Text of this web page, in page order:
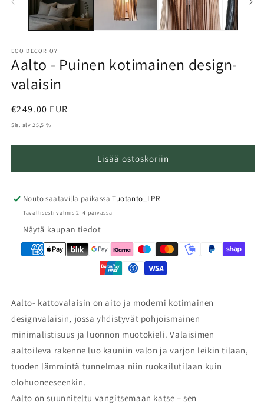
ECO DECOR OY
Aalto - Puinen kotimainen design-
valaisin
Normaalihinta
€249.00 EUR
Sis. alv 25,5 %
Lisää ostoskoriin
Nouto saatavilla paikassaTuotanto_LPR
Tavallisesti valmis 2–4 päivässä
Näytä kaupan tiedot
Aalto- kattovalaisin on aito ja moderni kotimainen
designvalaisin, jossa yhdistyvät pohjoismainen
minimalistisuus ja luonnon muotokieli. Valaisimen
aaltoileva rakenne luo kauniin valon ja varjon leikin tilaan,
tuoden lämmintä tunnelmaa niin ruokailutilaan kuin
olohuoneeseenkin.
Aalto on suunniteltu vangitsemaan katse – sen